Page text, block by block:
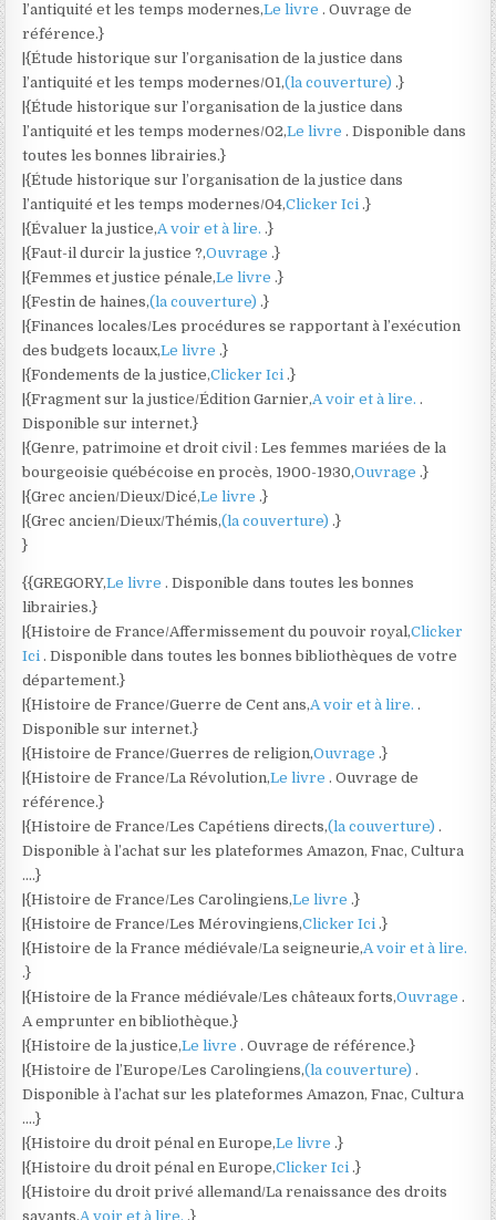
l’antiquité et les temps modernes,Le livre. Ouvrage de
référence.}
|{Étude historique sur l’organisation de la justice dans
l’antiquité et les temps modernes/01,(la couverture).}
|{Étude historique sur l’organisation de la justice dans
l’antiquité et les temps modernes/02,Le livre. Disponible dans
toutes les bonnes librairies.}
|{Étude historique sur l’organisation de la justice dans
l’antiquité et les temps modernes/04,Clicker Ici.}
|{Évaluer la justice,A voir et à lire..}
|{Faut-il durcir la justice ?,Ouvrage.}
|{Femmes et justice pénale,Le livre.}
|{Festin de haines,(la couverture).}
|{Finances locales/Les procédures se rapportant à l’exécution
des budgets locaux,Le livre.}
|{Fondements de la justice,Clicker Ici.}
|{Fragment sur la justice/Édition Garnier,A voir et à lire..
Disponible sur internet.}
|{Genre, patrimoine et droit civil : Les femmes mariées de la
bourgeoisie québécoise en procès, 1900-1930,Ouvrage.}
|{Grec ancien/Dieux/Dicé,Le livre.}
|{Grec ancien/Dieux/Thémis,(la couverture).}
}
{{GREGORY,Le livre. Disponible dans toutes les bonnes
librairies.}
|{Histoire de France/Affermissement du pouvoir royal,Clicker
Ici. Disponible dans toutes les bonnes bibliothèques de votre
département.}
|{Histoire de France/Guerre de Cent ans,A voir et à lire..
Disponible sur internet.}
|{Histoire de France/Guerres de religion,Ouvrage.}
|{Histoire de France/La Révolution,Le livre. Ouvrage de
référence.}
|{Histoire de France/Les Capétiens directs,(la couverture).
Disponible à l’achat sur les plateformes Amazon, Fnac, Cultura
….}
|{Histoire de France/Les Carolingiens,Le livre.}
|{Histoire de France/Les Mérovingiens,Clicker Ici.}
|{Histoire de la France médiévale/La seigneurie,A voir et à lire.
.}
|{Histoire de la France médiévale/Les châteaux forts,Ouvrage.
A emprunter en bibliothèque.}
|{Histoire de la justice,Le livre. Ouvrage de référence.}
|{Histoire de l’Europe/Les Carolingiens,(la couverture).
Disponible à l’achat sur les plateformes Amazon, Fnac, Cultura
….}
|{Histoire du droit pénal en Europe,Le livre.}
|{Histoire du droit pénal en Europe,Clicker Ici.}
|{Histoire du droit privé allemand/La renaissance des droits
savants,A voir et à lire. .}